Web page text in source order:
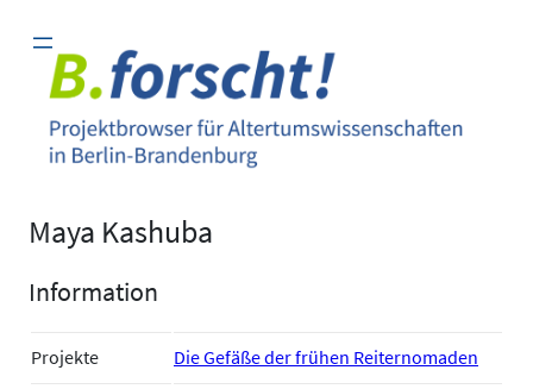
Inhalt
springen
Maya Kashuba
Information
Projekte Die Gefäße der frühen Reiternomaden